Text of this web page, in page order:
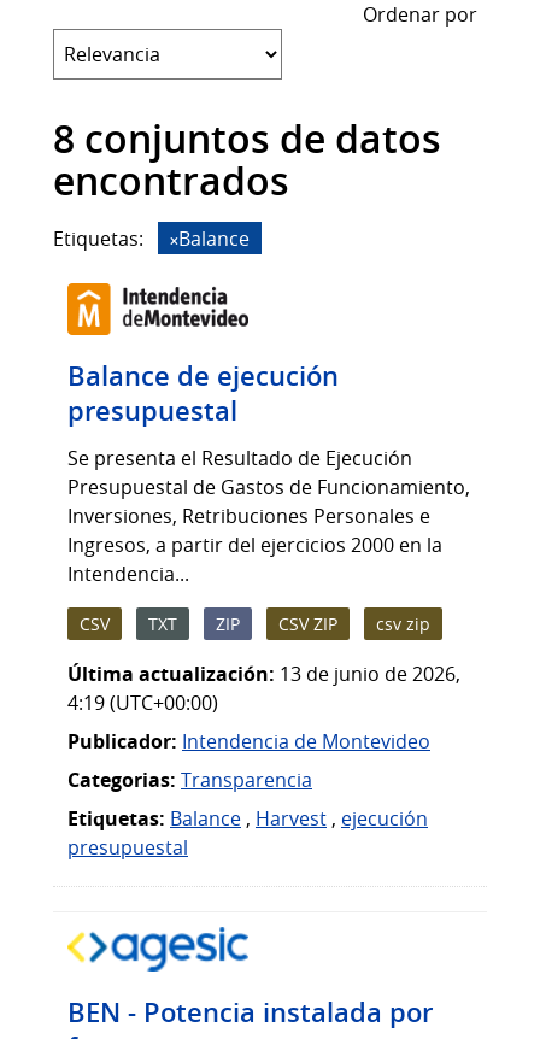
Ordenar por
8 conjuntos de datos
encontrados
Etiquetas: Balance
Balance de ejecución
presupuestal
Se presenta el Resultado de Ejecución
Presupuestal de Gastos de Funcionamiento,
Inversiones, Retribuciones Personales e
Ingresos, a partir del ejercicios 2000 en la
Intendencia...
CSV TXT ZIP CSV ZIP csv zip
Última actualización: 13 de junio de 2026,
4:19 (UTC+00:00)
Publicador: Intendencia de Montevideo
Categorias: Transparencia
Etiquetas: Balance , Harvest , ejecución
presupuestal
BEN - Potencia instalada por